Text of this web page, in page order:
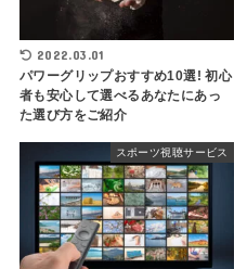
2022.03.01
パワーグリップおすすめ10選! 初心
者も安心して選べるあなたにあっ
た選び方をご紹介
スポーツ視聴サービス